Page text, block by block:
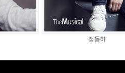
정동하